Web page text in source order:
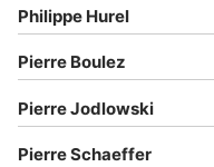
Philippe Hurel
Pierre Boulez
Pierre Jodlowski
Pierre Schaeffer